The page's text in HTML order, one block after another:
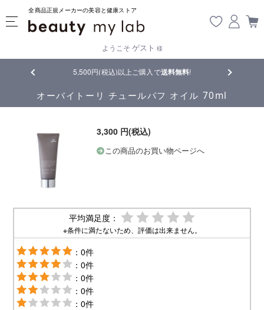
全商品正規メーカーの美容と健康ストア
ようこそ ゲスト 様
5,500円(税込)以上ご購入で送料無料! 【重要】
オーバイトーリ チュールパフ オイル 70ml
3,300 円(税込)
この商品のお買い物ページへ
平均満足度：
※条件に満たないため、評価は出来ません。
：0件
：0件
：0件
：0件
：0件